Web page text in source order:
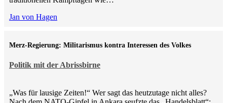
Jan von Hagen
Politik mit der Abrissbirne
Merz-Regierung: Militarismus kontra Inte­ressen des Volkes
„Was für lausige Zeiten!“ Wer sagt das heutzutage nicht alles?